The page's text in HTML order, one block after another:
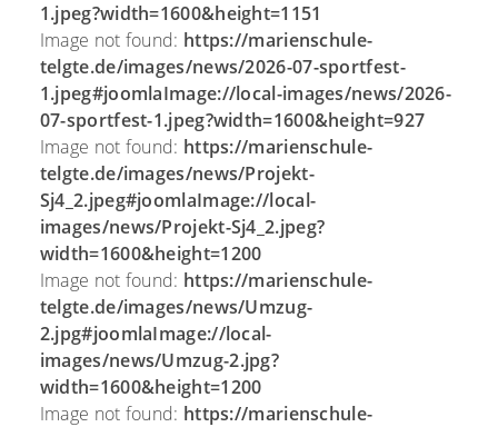
1.jpeg?width=1600&height=1151
Image not found: https://marienschule-
telgte.de/images/news/2026-07-sportfest-
1.jpeg#joomlaImage://local-images/news/2026-
07-sportfest-1.jpeg?width=1600&height=927
Image not found: https://marienschule-
telgte.de/images/news/Projekt-
Sj4_2.jpeg#joomlaImage://local-
images/news/Projekt-Sj4_2.jpeg?
width=1600&height=1200
Image not found: https://marienschule-
telgte.de/images/news/Umzug-
2.jpg#joomlaImage://local-
images/news/Umzug-2.jpg?
width=1600&height=1200
Image not found: https://marienschule-